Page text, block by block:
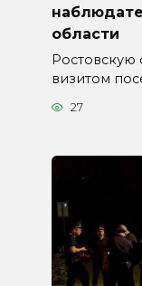
области
Ростовскую
визитом
27